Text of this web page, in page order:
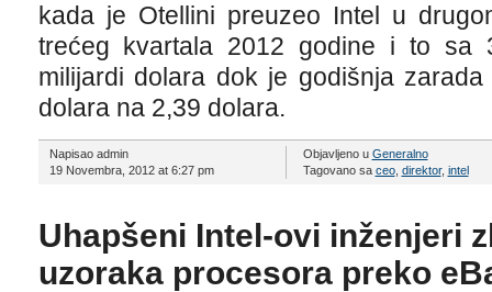
kada je Otellini preuzeo Intel u
trećeg kvartala 2012 godine i to sa
milijardi dolara dok je godišnja
dolara na 2,39 dolara.
Napisao admin
19 Novembra, 2012 at 6:27 pm
Objavljeno u Generalno
Tagovano sa ceo, direktor, intel
Uhapšeni Intel-ovi inženjeri
uzoraka procesora preko